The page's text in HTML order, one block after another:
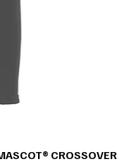
CROSSOVER